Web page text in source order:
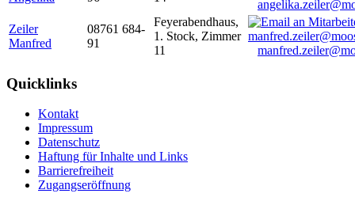
Zeiler
Manfred
08761 684-
91
Feyerabendhaus,
1. Stock, Zimmer
11
Quicklinks
Kontakt
Impressum
Datenschutz
Haftung für Inhalte und Links
Barrierefreiheit
Zugangseröffnung